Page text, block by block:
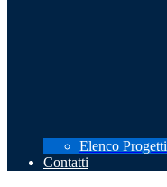
Elenco
Contatti